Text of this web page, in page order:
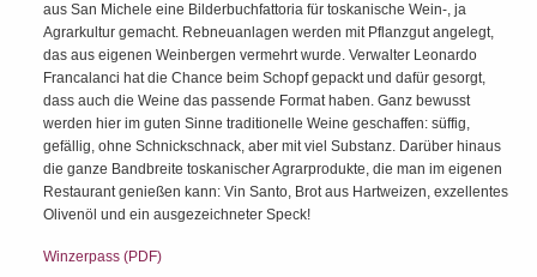
aus San Michele eine Bilderbuchfattoria für toskanische Wein-, ja
Agrarkultur gemacht. Rebneuanlagen werden mit Pflanzgut angelegt,
das aus eigenen Weinbergen vermehrt wurde. Verwalter Leonardo
Francalanci hat die Chance beim Schopf gepackt und dafür gesorgt,
dass auch die Weine das passende Format haben. Ganz bewusst
werden hier im guten Sinne traditionelle Weine geschaffen: süffig,
gefällig, ohne Schnickschnack, aber mit viel Substanz. Darüber hinaus
die ganze Bandbreite toskanischer Agrarprodukte, die man im eigenen
Restaurant genießen kann: Vin Santo, Brot aus Hartweizen, exzellentes
Olivenöl und ein ausgezeichneter Speck!
Winzerpass (PDF)